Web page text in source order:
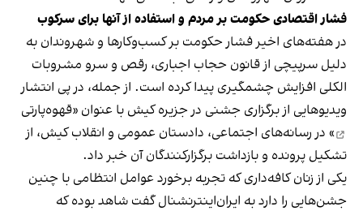
فشار اقتصادی حکومت بر مردم و استفاده از آنها برای سرکوب
در هفته‌های اخیر فشار حکومت بر کسب‌وکارها و شهروندان به
دلیل سرپیچی از قانون حجاب اجباری، رقص و سرو مشروبات
الکلی افزایش چشمگیری پیدا کرده است. از جمله، در پی انتشار
ویدیوهایی از برگزاری جشنی در جزیره کیش با عنوان «قهوه‌پارتی
» در رسانه‌های اجتماعی، دادستان عمومی و انقلاب کیش، از
تشکیل پرونده و بازداشت برگزارکنندگان آن خبر داد.
یکی از زنان کافه‌داری که تجربه برخورد عوامل انتظامی با چنین
جشن‌هایی را دارد به ایران‌اینترنشنال گفت شاهد بوده که